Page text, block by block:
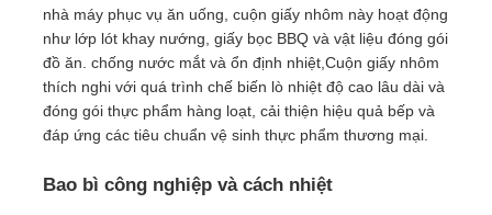
nhà máy phục vụ ăn uống, cuộn giấy nhôm này hoạt động
như lớp lót khay nướng, giấy bọc BBQ và vật liệu đóng gói
đồ ăn. chống nước mắt và ổn định nhiệt,Cuộn giấy nhôm
thích nghi với quá trình chế biến lò nhiệt độ cao lâu dài và
đóng gói thực phẩm hàng loạt, cải thiện hiệu quả bếp và
đáp ứng các tiêu chuẩn vệ sinh thực phẩm thương mại.
Bao bì công nghiệp và cách nhiệt